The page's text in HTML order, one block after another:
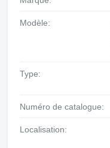
Modèle:
Type:
Numéro de catalogue:
Localisation: